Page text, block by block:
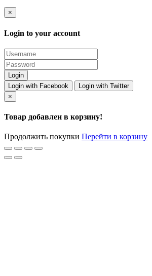
×
Login to your account
Login with Facebook
Login with Twitter
×
Товар добавлен в корзину!
Продолжить покупки Перейти в корзину